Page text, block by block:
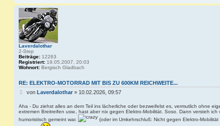
n
F
R
R
R
a
n
k
y
Laverdalothar
2-Step
Beiträge: 12263
Registriert: 19.05.2007, 20:03
Wohnort: Bergisch Gladbach
RE: ELEKTRO-MOTORRAD MIT BIS ZU 600KM REICHWEITE...
B
i
t
r
von Laverdalothar» 10.02.2026, 09:57
Aha - Du ziehst alles an dem Teil ins lächerliche oder bezweifelst es, vermutlich ohne
extremen Breitreifen usw., hast aber nix gegen Elektro-Mobilität. Soso. Dann versteh
humoristisch gemeint war.
(oder im Umkehrschluß: Nicht gegen Elektro-